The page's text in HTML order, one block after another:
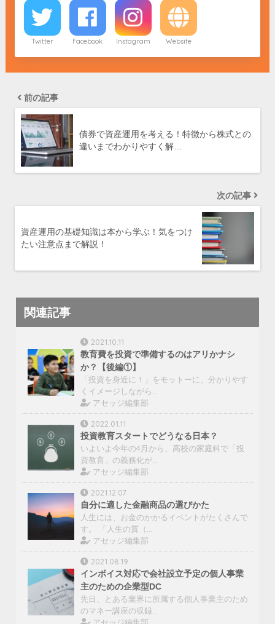
Twitter Facebook Instagram Website
前の記事
債券で資産運用を考える！特徴から株式との
違いまでわかりやすく解…
次の記事
資産運用の基礎知識は本から学ぶ！気をつけ
たい注意点まで解説！
関連記事
2021.10.11
教育費を投資で準備するのはアリかナシ
か？【後編①】
「投資を身近に！」をモットーに、分かりやす
くイメージしながら…
アセッジ編集部
2022.01.11
投資教育スタートでどうなる日本？
いよいよ今年の4月から、高校の家庭科で「投
資教育」の義務化が…
アセッジ編集部
2021.12.07
自分に適した金融商品の選びかた
人生には、お金のかかるイベントがたくさんで
す。 「人生の質（…
アセッジ編集部
2021.08.19
インボイス対応で会社設立予定の個人事業
主のための企業型DC
先日、とある業界に所属する個人事業主のため
のマネー講座の収録…